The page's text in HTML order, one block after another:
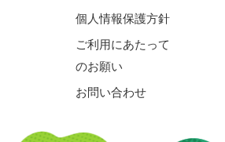
個人情報保護方針
ご利用にあたって
のお願い
お問い合わせ